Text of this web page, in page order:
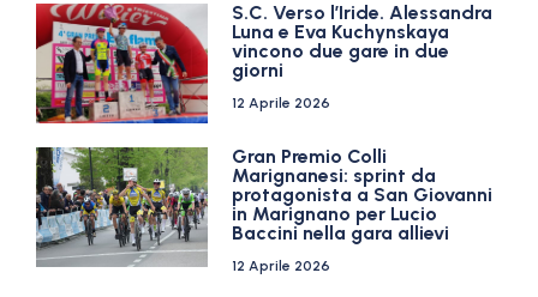
S.C. Verso l’Iride. Alessandra
Luna e Eva Kuchynskaya
vincono due gare in due
giorni
12 Aprile 2026
Gran Premio Colli
Marignanesi: sprint da
protagonista a San Giovanni
in Marignano per Lucio
Baccini nella gara allievi
12 Aprile 2026